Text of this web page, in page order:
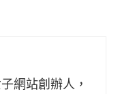
網站創辦人，